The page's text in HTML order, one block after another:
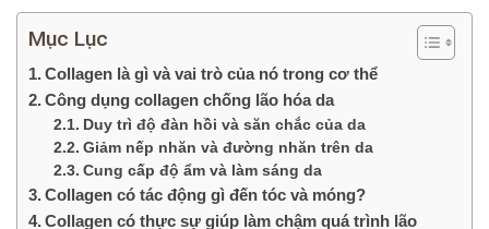
Mục Lục
Collagen là gì và vai trò của nó trong cơ thể
Công dụng collagen chống lão hóa da
Duy trì độ đàn hồi và săn chắc của da
Giảm nếp nhăn và đường nhăn trên da
Cung cấp độ ẩm và làm sáng da
Collagen có tác động gì đến tóc và móng?
Collagen có thực sự giúp làm chậm quá trình lão